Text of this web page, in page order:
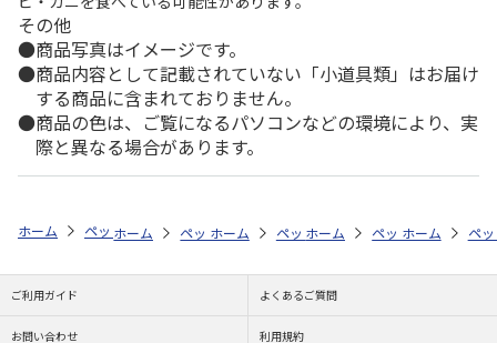
その他
商品写真はイメージです。
商品内容として記載されていない「小道具類」はお届け
する商品に含まれておりません。
商品の色は、ご覧になるパソコンなどの環境により、実
際と異なる場合があります。
ホーム ペットストア 散歩・おでかけ おでかけ用品（小動物用）
ホーム ペットストア 散歩・おでかけ おでかけ用品
ホーム ペットストア 散歩・おでかけ
ホーム ペットストア 散
ホーム ペ
ご利用ガイド よくあるご質問
お問い合わせ 利用規約